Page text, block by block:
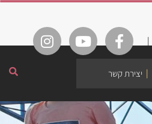
|
יצירת קשר